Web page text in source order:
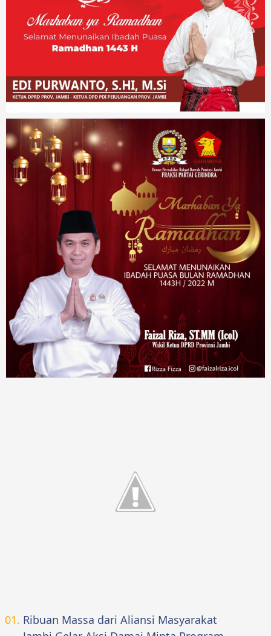
Ribuan Massa dari Aliansi Masyarakat